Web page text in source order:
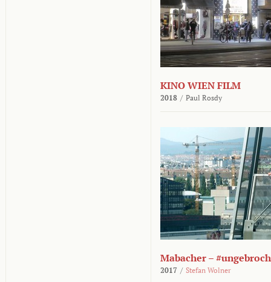
KINO WIEN FILM
2018 / Paul Rosdy
Mabacher –
2017 / Stefan Wolner